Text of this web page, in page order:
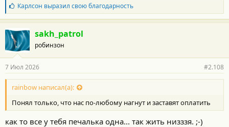
Б
л
а
г
о
д
а
н
о
с
и
:
Карлсон выразил свою благодарность
sakh_patrol
робинзон
7 Июл 2026 #2.108
rainbow написал(а):
Понял только, что нас по-любому нагнут и заставят оплатить
как то все у тебя печалька одна... так жить низззя. ;-)